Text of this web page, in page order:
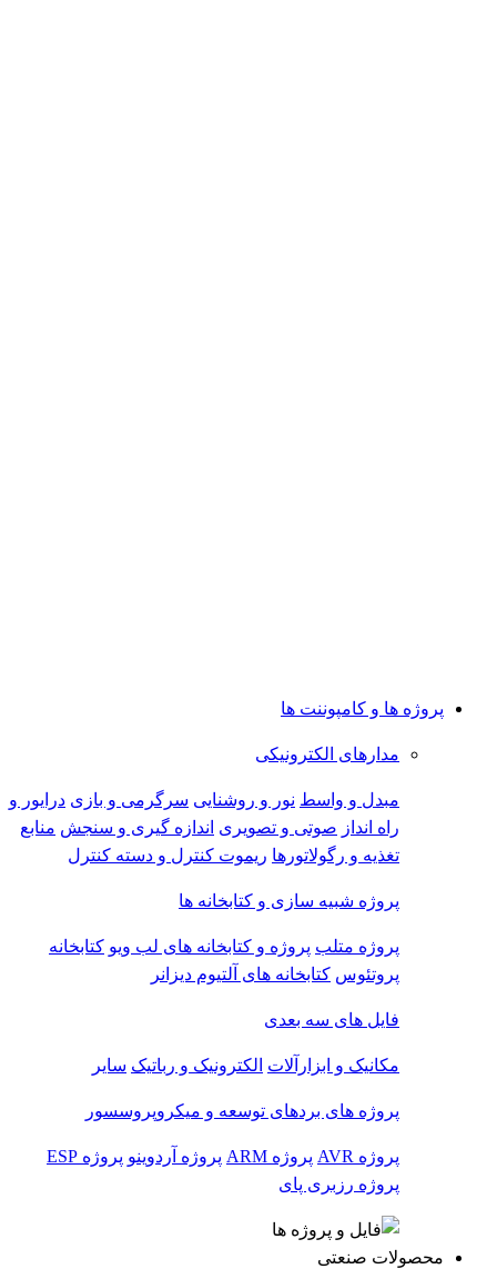
پروژه ها و کامپوننت ها
مدارهای الکترونیکی
مبدل و واسط نور و روشنایی سرگرمی و بازی درایور و
راه انداز صوتی و تصویری اندازه گیری و سنجش منابع
تغذیه و رگولاتورها ریموت کنترل و دسته کنترل
پروژه شبیه سازی و کتابخانه ها
پروژه متلب پروژه و کتابخانه های لب ویو کتابخانه
پروتئوس کتابخانه های آلتیوم دیزانر
فایل های سه بعدی
مکانیک و ابزارآلات الکترونیک و رباتیک سایر
پروژه های بردهای توسعه و میکروپروسسور
پروژه AVR پروژه ARM پروژه آردوینو پروژه ESP
پروژه رزبری پای
محصولات صنعتی